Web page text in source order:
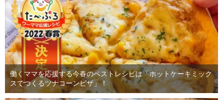
働くママを応援する今春のベストレシピは「ホットケーキミック
スでつくるツナコーンピザ」！